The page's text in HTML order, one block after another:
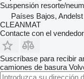
Suspensión resorte/
Países Bajos, Andelst
CLEANMAT
Contacte con el vendedor
Suscríbase para recibir
camiones de basura